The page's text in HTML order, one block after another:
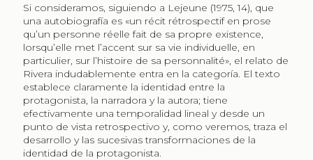
Si consideramos, siguiendo a Lejeune (1975, 14), que
una autobiografía es «un récit rétrospectif en prose
qu’un personne réelle fait de sa propre existence,
lorsqu’elle met l’accent sur sa vie individuelle, en
particulier, sur l’histoire de sa personnalité», el relato de
Rivera indudablemente entra en la categoría. El texto
establece claramente la identidad entre la
protagonista, la narradora y la autora; tiene
efectivamente una temporalidad lineal y desde un
punto de vista retrospectivo y, como veremos, traza el
desarrollo y las sucesivas transformaciones de la
identidad de la protagonista.